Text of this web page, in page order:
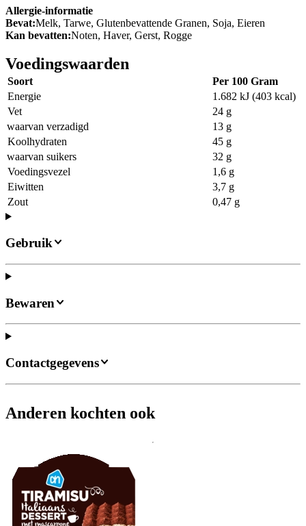
Allergie-informatie
Bevat:Melk, Tarwe, Glutenbevattende Granen, Soja, Eieren
Kan bevatten:Noten, Haver, Gerst, Rogge
Voedingswaarden
Soort
Per 100 Gram
Energie
1.682 kJ (403 kcal)
Vet
24 g
waarvan verzadigd
13 g
Koolhydraten
45 g
waarvan suikers
32 g
Voedingsvezel
1,6 g
Eiwitten
3,7 g
Zout
0,47 g
Gebruik
Bewaren
Contactgegevens
Anderen kochten ook